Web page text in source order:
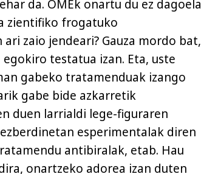
da. OMEk onartu du ez dagoela
zientifiko frogatuko
zaio jendeari? Gauza mordo bat,
testatua izan. Eta, uste
gabeko tratamenduak izango
gabe bide azkarretik
duen larrialdi lege-figuraren
esperimentalak diren
antibiralak, etab. Hau
onartzeko adorea izan duten